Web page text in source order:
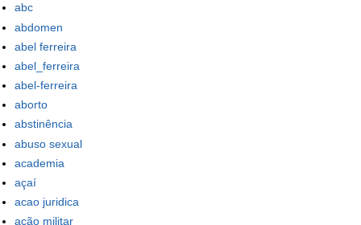
abc
abdomen
abel ferreira
abel_ferreira
abel-ferreira
aborto
abstinência
abuso sexual
academia
açaí
acao juridica
ação militar